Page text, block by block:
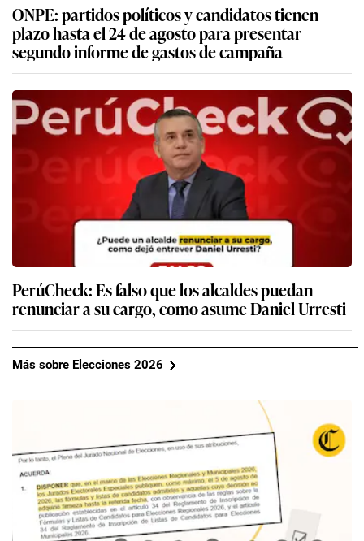
ONPE: partidos políticos y candidatos tienen
plazo hasta el 24 de agosto para presentar
segundo informe de gastos de campaña
PerúCheck: Es falso que los alcaldes puedan
renunciar a su cargo, como asume Daniel Urresti
Más sobre Elecciones 2026